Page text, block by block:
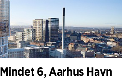
Mindet 6, Aarhus Havn